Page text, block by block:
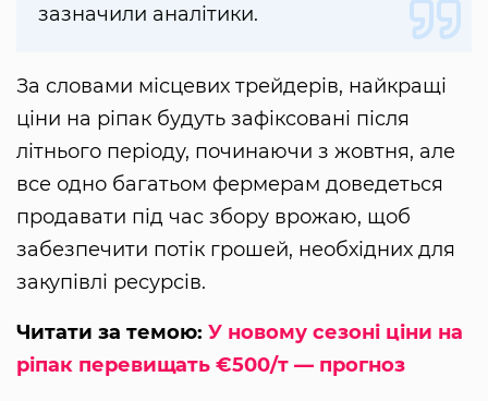
зазначили аналітики.
За словами місцевих трейдерів, найкращі
ціни на ріпак будуть зафіксовані після
літнього періоду, починаючи з жовтня, але
все одно багатьом фермерам доведеться
продавати під час збору врожаю, щоб
забезпечити потік грошей, необхідних для
закупівлі ресурсів.
Читати за темою: У новому сезоні ціни на
ріпак перевищать €500/т — прогноз